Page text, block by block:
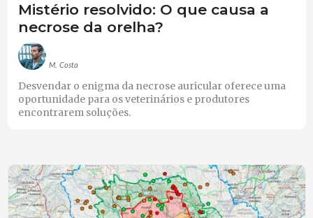
Mistério resolvido: O que causa a
necrose da orelha?
M. Costa
Desvendar o enigma da necrose auricular oferece uma
oportunidade para os veterinários e produtores
encontrarem soluções.